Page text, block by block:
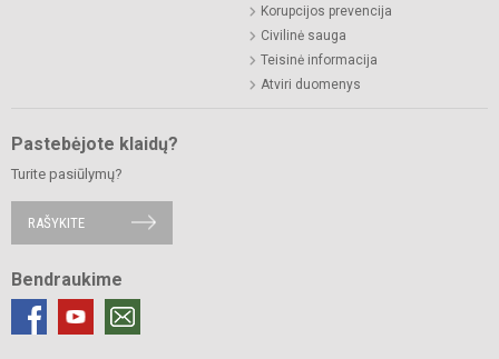
Korupcijos prevencija
Civilinė sauga
Teisinė informacija
Atviri duomenys
Pastebėjote klaidų?
Turite pasiūlymų?
RAŠYKITE
Bendraukime